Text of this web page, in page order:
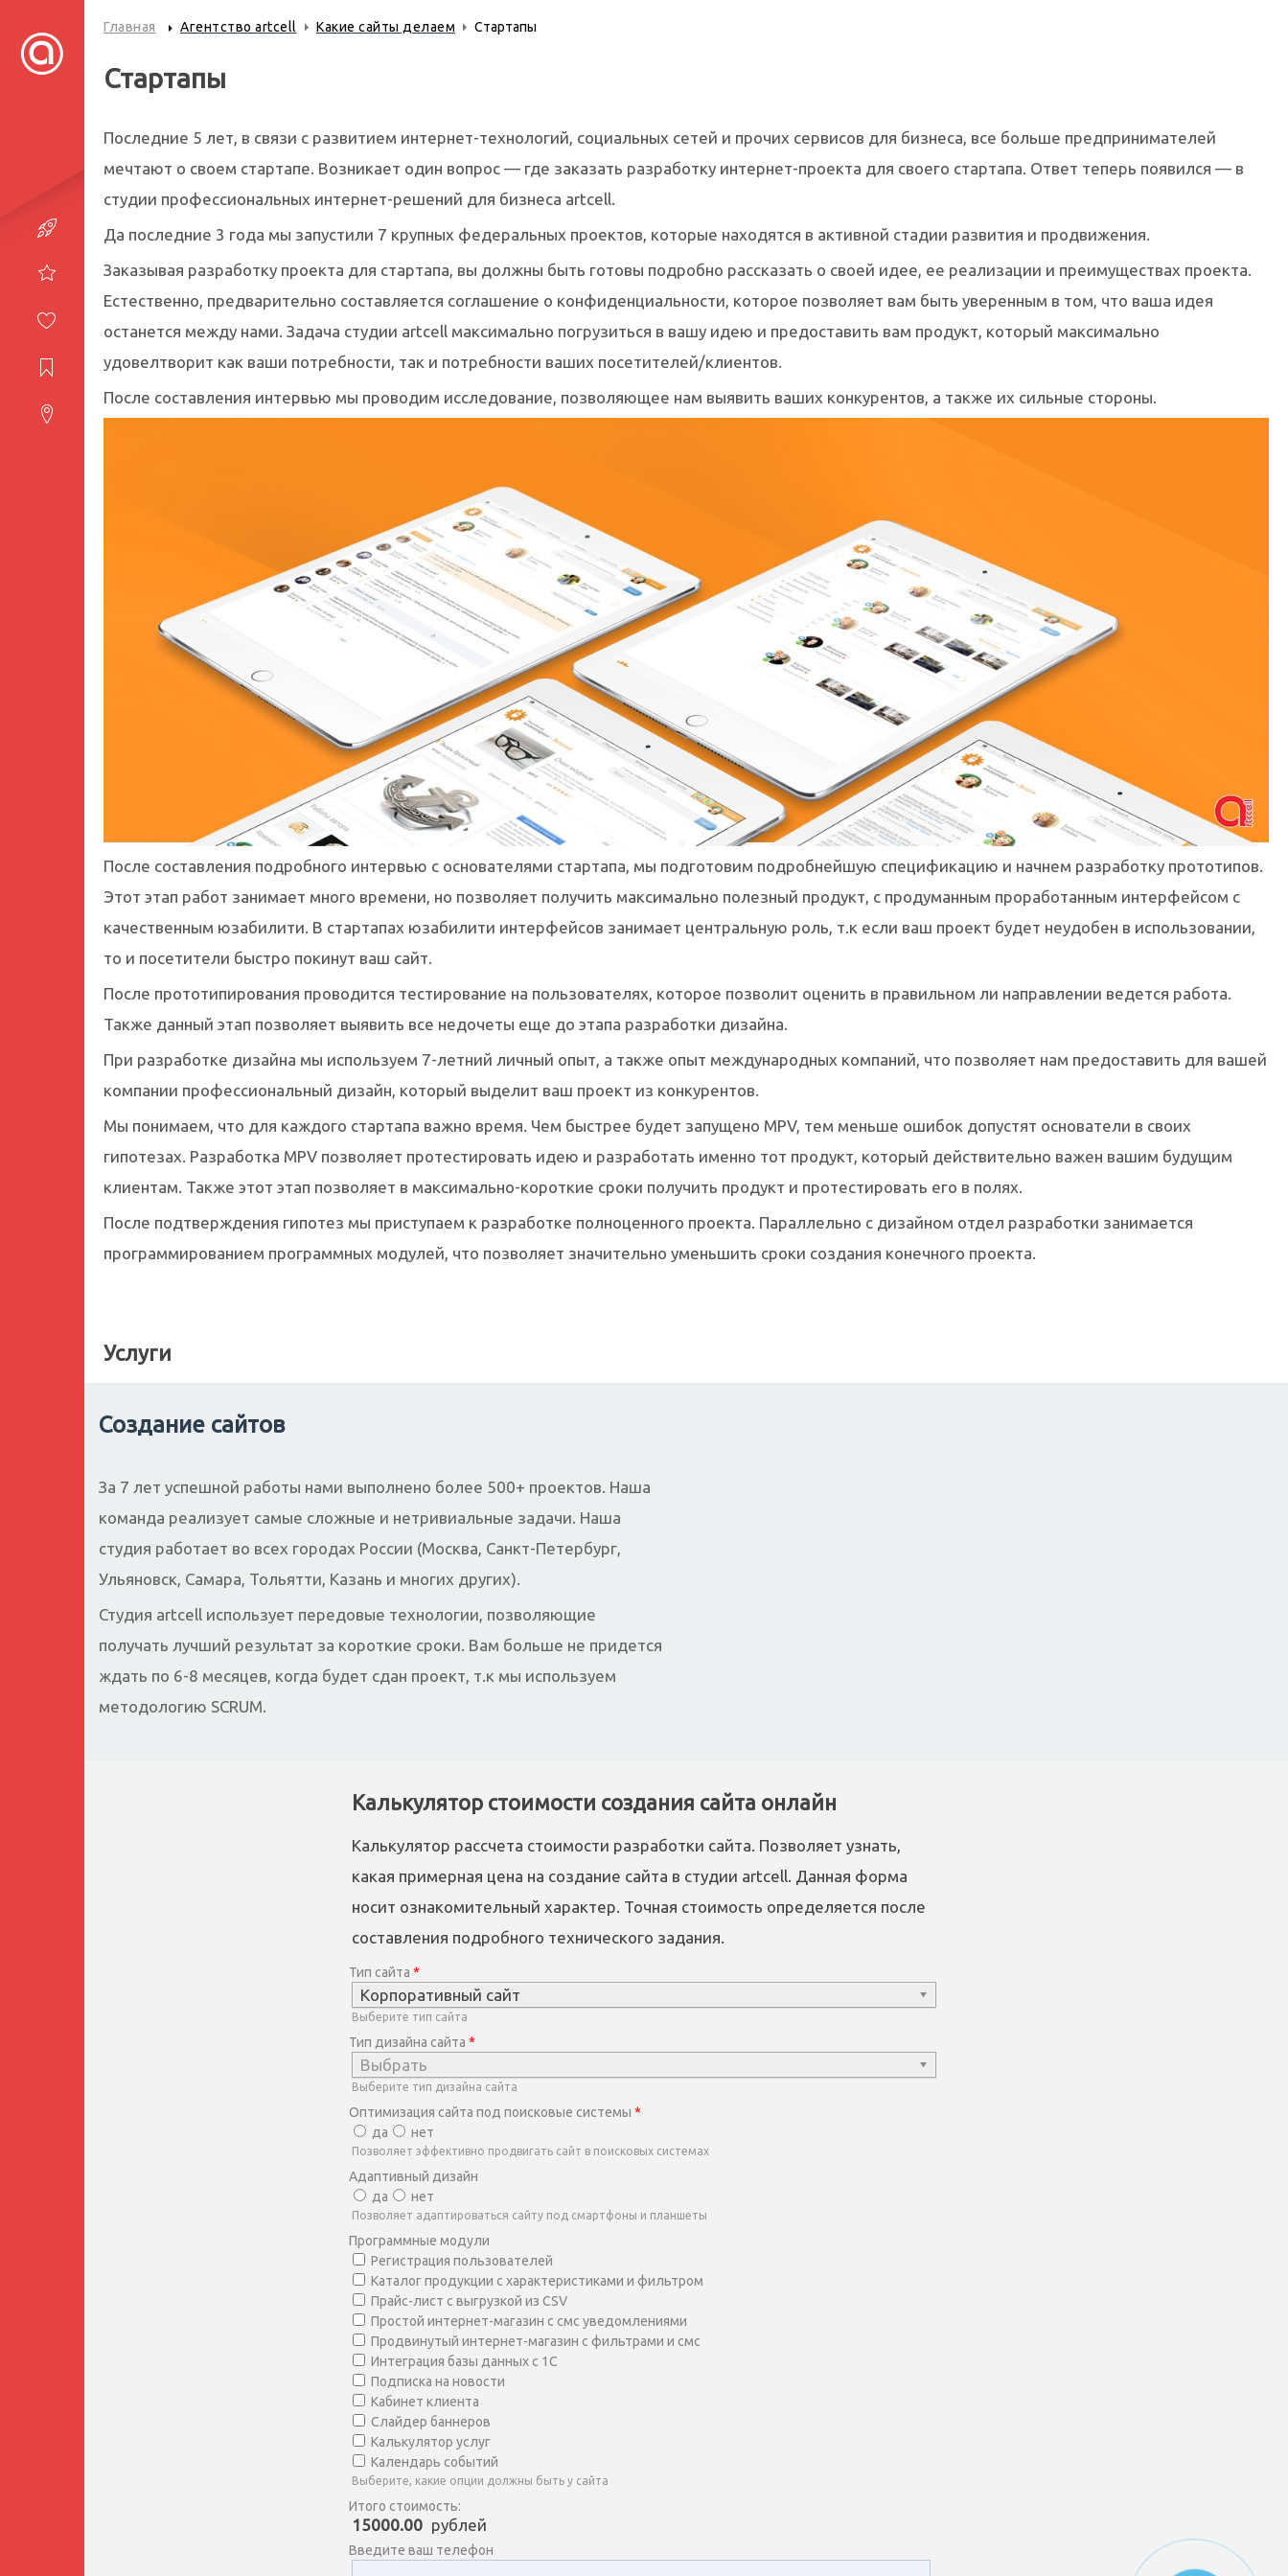
Портфолио
Услуги
Журнал
Контакты
Главная Агентство artcell Какие сайты делаем Стартапы
Стартапы
Последние 5 лет, в связи с развитием интернет-технологий, социальных сетей и прочих сервисов для бизнеса, все больше предпринимателей
мечтают о своем стартапе. Возникает один вопрос — где заказать разработку интернет-проекта для своего стартапа. Ответ теперь появился — в
студии профессиональных интернет-решений для бизнеса artcell.
Да последние 3 года мы запустили 7 крупных федеральных проектов, которые находятся в активной стадии развития и продвижения.
Заказывая разработку проекта для стартапа, вы должны быть готовы подробно рассказать о своей идее, ее реализации и преимуществах проекта.
Естественно, предварительно составляется соглашение о конфиденциальности, которое позволяет вам быть уверенным в том, что ваша идея
останется между нами. Задача студии artcell максимально погрузиться в вашу идею и предоставить вам продукт, который максимально
удовелтворит как ваши потребности, так и потребности ваших посетителей/клиентов.
После составления интервью мы проводим исследование, позволяющее нам выявить ваших конкурентов, а также их сильные стороны.
После составления подробного интервью с основателями стартапа, мы подготовим подробнейшую спецификацию и начнем разработку прототипов.
Этот этап работ занимает много времени, но позволяет получить максимально полезный продукт, с продуманным проработанным интерфейсом с
качественным юзабилити. В стартапах юзабилити интерфейсов занимает центральную роль, т.к если ваш проект будет неудобен в использовании,
то и посетители быстро покинут ваш сайт.
После прототипирования проводится тестирование на пользователях, которое позволит оценить в правильном ли направлении ведется работа.
Также данный этап позволяет выявить все недочеты еще до этапа разработки дизайна.
При разработке дизайна мы используем 7-летний личный опыт, а также опыт международных компаний, что позволяет нам предоставить для вашей
компании профессиональный дизайн, который выделит ваш проект из конкурентов.
Мы понимаем, что для каждого стартапа важно время. Чем быстрее будет запущено MPV, тем меньше ошибок допустят основатели в своих
гипотезах. Разработка MPV позволяет протестировать идею и разработать именно тот продукт, который действительно важен вашим будущим
клиентам. Также этот этап позволяет в максимально-короткие сроки получить продукт и протестировать его в полях.
После подтверждения гипотез мы приступаем к разработке полноценного проекта. Параллельно с дизайном отдел разработки занимается
программированием программных модулей, что позволяет значительно уменьшить сроки создания конечного проекта.
Услуги
Создание сайтов
За 7 лет успешной работы нами выполнено более 500+ проектов. Наша
команда реализует самые сложные и нетривиальные задачи. Наша
студия работает во всех городах России (Москва, Санкт-Петербург,
Ульяновск, Самара, Тольятти, Казань и многих других).
Студия artcell использует передовые технологии, позволяющие
получать лучший результат за короткие сроки. Вам больше не придется
ждать по 6-8 месяцев, когда будет сдан проект, т.к мы используем
методологию SCRUM.
Калькулятор стоимости создания сайта онлайн
Калькулятор рассчета стоимости разработки сайта. Позволяет узнать,
какая примерная цена на создание сайта в студии artcell. Данная форма
носит ознакомительный характер. Точная стоимость определяется после
составления подробного технического задания.
Тип сайта *
Корпоративный сайт
Выберите тип сайта
Тип дизайна сайта *
Выбрать
Выберите тип дизайна сайта
Оптимизация сайта под поисковые системы *
да
нет
Позволяет эффективно продвигать сайт в поисковых системах
Адаптивный дизайн
да
нет
Позволяет адаптироваться сайту под смартфоны и планшеты
Программные модули
Регистрация пользователей
Каталог продукции с характеристиками и фильтром
Прайс-лист с выгрузкой из CSV
Простой интернет-магазин с смс уведомлениями
Продвинутый интернет-магазин с фильтрами и смс
Интеграция базы данных с 1С
Подписка на новости
Кабинет клиента
Слайдер баннеров
Калькулятор услуг
Календарь событий
Выберите, какие опции должны быть у сайта
Итого стоимость:
15000.00 рублей
Введите ваш телефон